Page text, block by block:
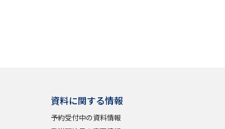
資料に関する情報
予約受付中の資料情報